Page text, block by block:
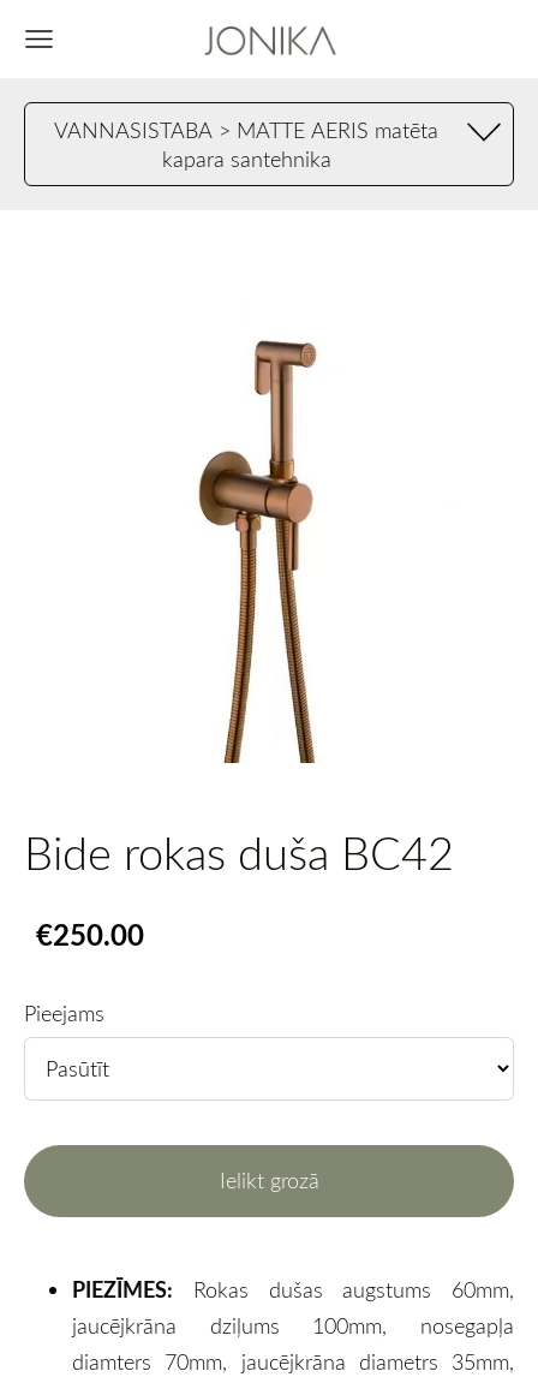
VANNASISTABA > MATTE AERIS matēta
kapara santehnika
Bide rokas duša BC42
€250.00
Pieejams
Ielikt grozā
PIEZĪMES: Rokas dušas augstums 60mm,
jaucējkrāna dziļums 100mm, nosegapļa
diamters 70mm, jaucējkrāna diametrs 35mm,